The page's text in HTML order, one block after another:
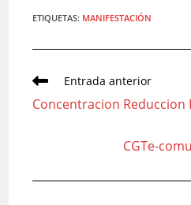
ETIQUETAS: MANIFESTACIÓN
Leer
artículos
Entrada anterior
Concentracion Reduccion
CGTe-